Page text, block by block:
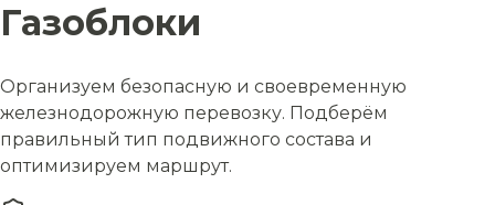
Газоблоки
Организуем безопасную и своевременную
железнодорожную перевозку. Подберём
правильный тип подвижного состава и
оптимизируем маршрут.